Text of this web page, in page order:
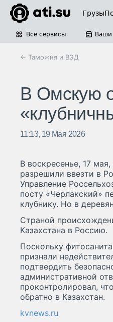
Грузы
Все сервисы Ваши
← Таможня и ВЭД
В Омскую
11:13, 19 Мая 2026
В воскресенье, 17
разрешили ввезти в
Управление
посту «Черлакский»
клубнику. Но в
Страной
Казахстана в Россию.
Поскольку
признали
подтвердить
административной
проконтролировал,
обратно в Казахстан.
kvnews.ru